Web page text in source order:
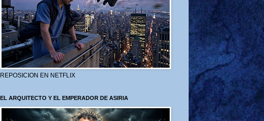
REPOSICION EN NETFLIX
EL ARQUITECTO Y EL EMPERADOR DE ASIRIA